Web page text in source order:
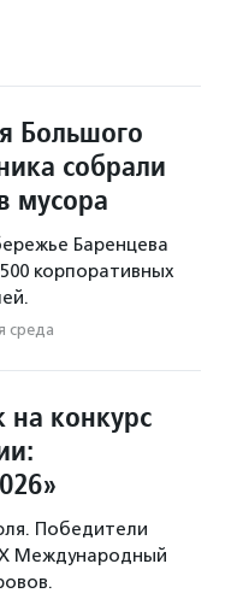
Большого
собрали
мусора
Баренцева
корпоративных
среда
на конкурс
Победители
Международный